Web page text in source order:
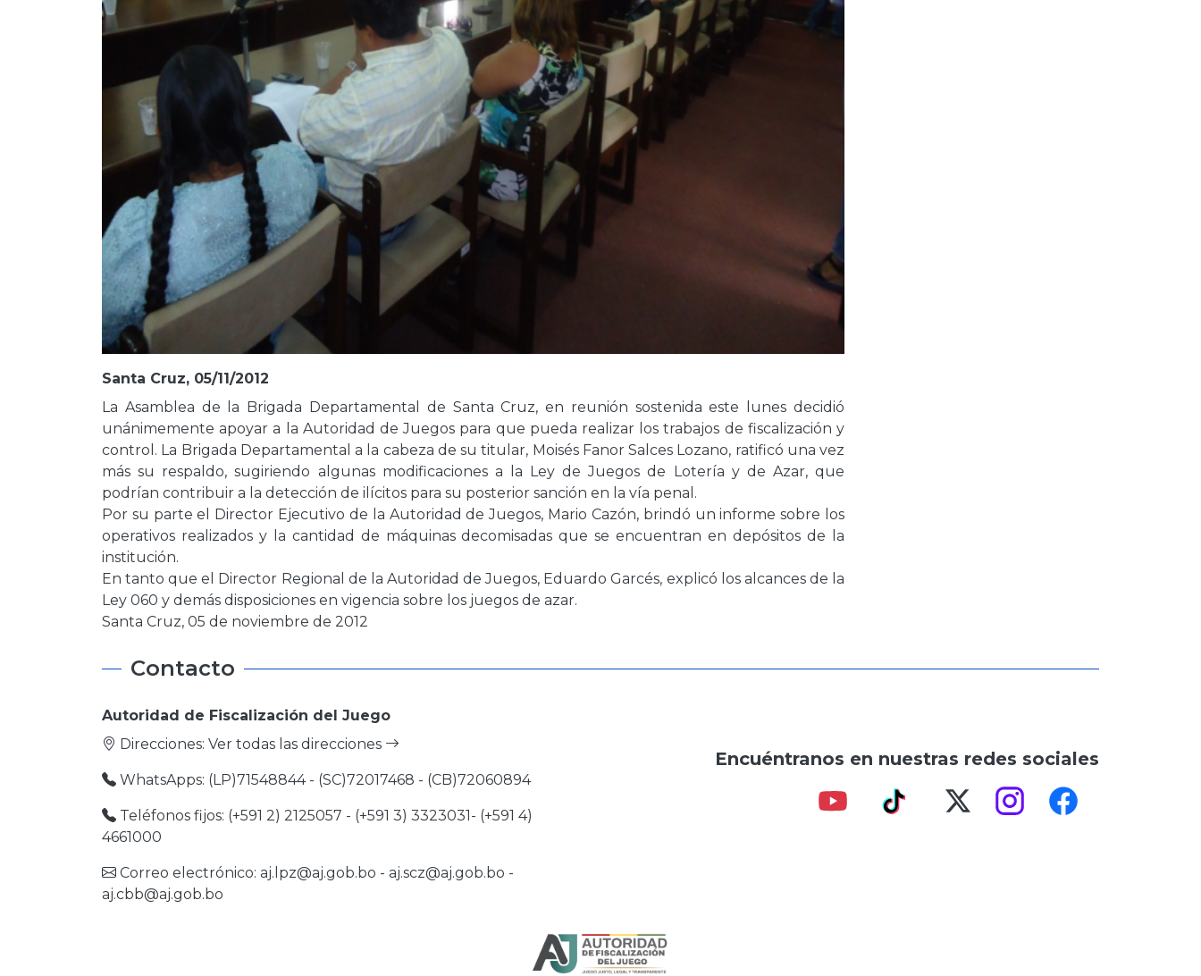
Santa Cruz, 05/11/2012
La Asamblea de la Brigada Departamental de Santa Cruz, en reunión sostenida este lunes decidió
unánimemente apoyar a la Autoridad de Juegos para que pueda realizar los trabajos de fiscalización y
control. La Brigada Departamental a la cabeza de su titular, Moisés Fanor Salces Lozano, ratificó una vez
más su respaldo, sugiriendo algunas modificaciones a la Ley de Juegos de Lotería y de Azar, que
podrían contribuir a la detección de ilícitos para su posterior sanción en la vía penal.
Por su parte el Director Ejecutivo de la Autoridad de Juegos, Mario Cazón, brindó un informe sobre los
operativos realizados y la cantidad de máquinas decomisadas que se encuentran en depósitos de la
institución.
En tanto que el Director Regional de la Autoridad de Juegos, Eduardo Garcés, explicó los alcances de la
Ley 060 y demás disposiciones en vigencia sobre los juegos de azar.
Santa Cruz, 05 de noviembre de 2012
Contacto
Autoridad de Fiscalización del Juego
Direcciones: Ver todas las direcciones
WhatsApps: (LP)71548844 - (SC)72017468 - (CB)72060894
Teléfonos fijos: (+591 2) 2125057 - (+591 3) 3323031- (+591 4)
4661000
Correo electrónico: aj.lpz@aj.gob.bo - aj.scz@aj.gob.bo -
aj.cbb@aj.gob.bo
Encuéntranos en nuestras redes sociales